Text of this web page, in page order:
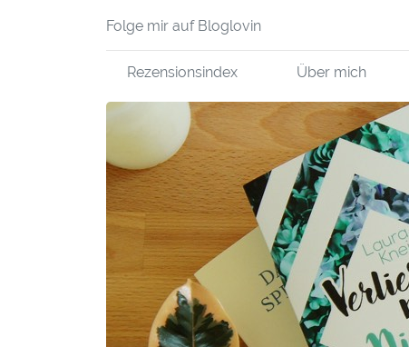
Folge mir auf Bloglovin
Rezensionsindex Über mich